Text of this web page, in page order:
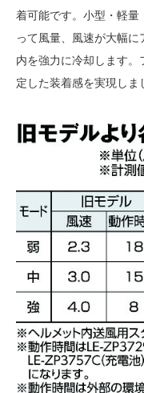
着可能です。小型・軽量
って風量、風速が大幅
内を強力に冷却します
定した装着感を実現しま